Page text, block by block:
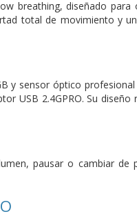
breathing, diseñado para
total de movimiento y
y sensor óptico
USB 2.4GPRO. Su
pausar o cambiar de